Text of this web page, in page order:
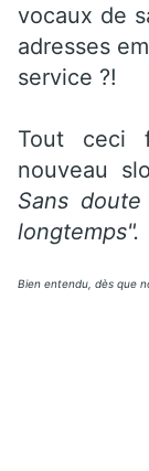
vocaux de
adresses
service ?!
Tout ceci
nouveau
Sans
longtemps".
Bien entendu, dès que